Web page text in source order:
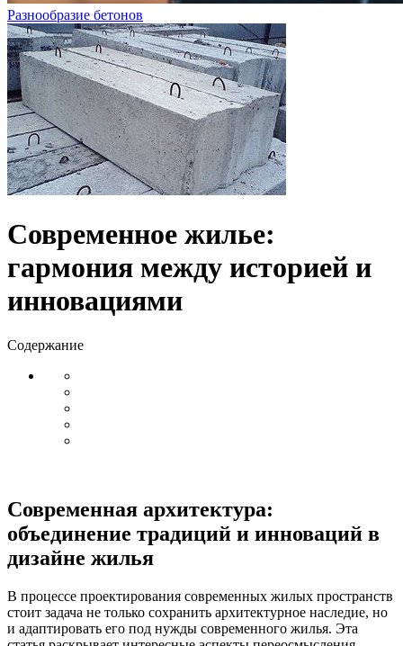
Разнообразие бетонов
Современное жилье:
гармония между историей и
инновациями
Содержание
Современная архитектура:
объединение традиций и инноваций в
дизайне жилья
В процессе проектирования современных жилых пространств
стоит задача не только сохранить архитектурное наследие, но
и адаптировать его под нужды современного жилья. Эта